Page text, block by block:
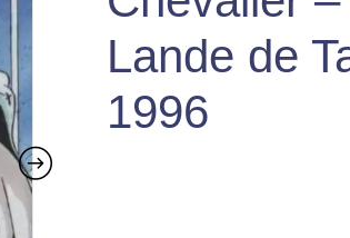
Lande de
1996